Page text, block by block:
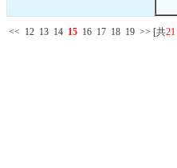
<< 12 13 14 15 16 17 18 19 >> [共21